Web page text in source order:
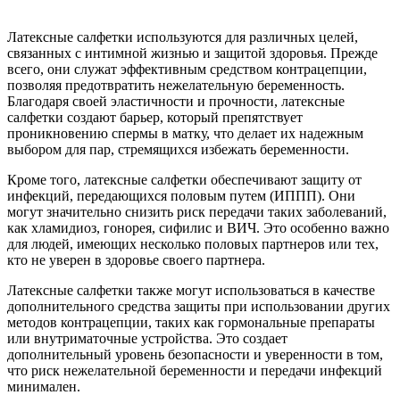
Латексные салфетки используются для различных целей,
связанных с интимной жизнью и защитой здоровья. Прежде
всего, они служат эффективным средством контрацепции,
позволяя предотвратить нежелательную беременность.
Благодаря своей эластичности и прочности, латексные
салфетки создают барьер, который препятствует
проникновению спермы в матку, что делает их надежным
выбором для пар, стремящихся избежать беременности.
Кроме того, латексные салфетки обеспечивают защиту от
инфекций, передающихся половым путем (ИППП). Они
могут значительно снизить риск передачи таких заболеваний,
как хламидиоз, гонорея, сифилис и ВИЧ. Это особенно важно
для людей, имеющих несколько половых партнеров или тех,
кто не уверен в здоровье своего партнера.
Латексные салфетки также могут использоваться в качестве
дополнительного средства защиты при использовании других
методов контрацепции, таких как гормональные препараты
или внутриматочные устройства. Это создает
дополнительный уровень безопасности и уверенности в том,
что риск нежелательной беременности и передачи инфекций
минимален.